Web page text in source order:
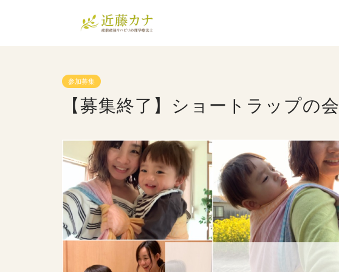
参加募集
【募集終了】ショートラップの会